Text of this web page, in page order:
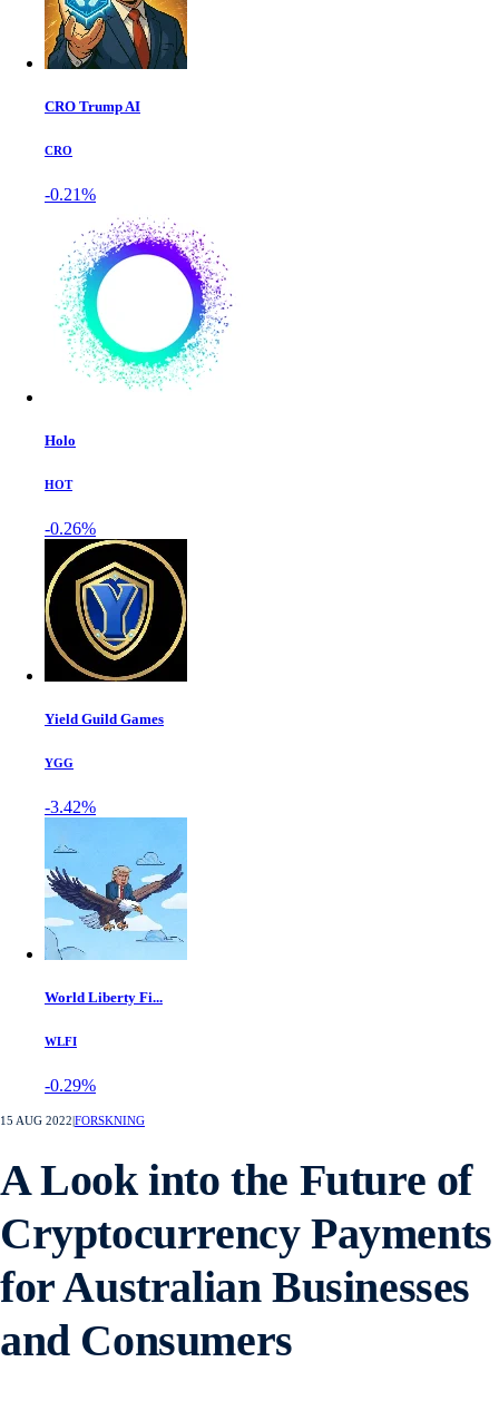
CRO Trump AI
CRO
-0.21%
Holo
HOT
-0.26%
Yield Guild Games
YGG
-3.42%
World Liberty Fi...
WLFI
-0.29%
15 AUG 2022 FORSKNING
A Look into the Future of
Cryptocurrency Payments
for Australian Businesses
and Consumers